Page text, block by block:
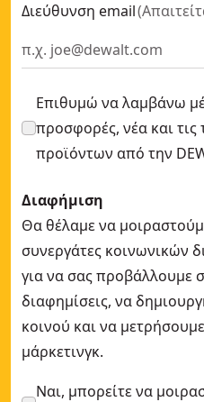
Διεύθυνση email(
Επιθυμώ να λαμβάνω
προσφορές, νέα και τις
προϊόντων από την
Διαφήμιση
Θα θέλαμε να
συνεργάτες κοινωνικών
για να σας προβάλλουμε
διαφημίσεις, να
κοινού και να
μάρκετινγκ.
Ναι, μπορείτε να